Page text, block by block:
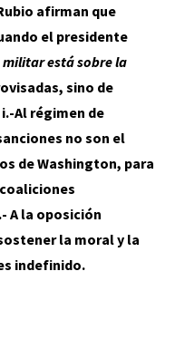
afirman que
el presidente
está sobre la
sino de
Al régimen de
no son el
de Washington, para
A la oposición
la moral y la
indefinido.